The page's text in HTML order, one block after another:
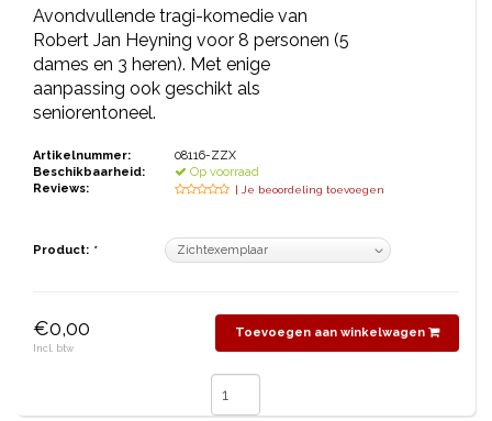
THEATERBOEKEN
SKETCHES
Avondvullende tragi-komedie van
Robert Jan Heyning voor 8 personen (5
dames en 3 heren). Met enige
aanpassing ook geschikt als
seniorentoneel.
Artikelnummer:
08116-ZZX
Beschikbaarheid:
Op voorraad
Reviews:
| Je beoordeling toevoegen
Product: *
€0,00
Incl. btw
Toevoegen aan winkelwagen